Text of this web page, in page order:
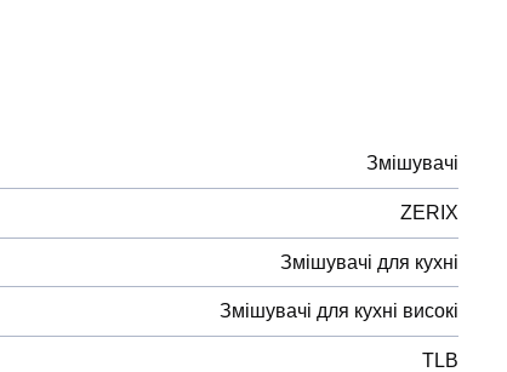
Змішувачі
ZERIX
Змішувачі для кухні
Змішувачі для кухні високі
TLB